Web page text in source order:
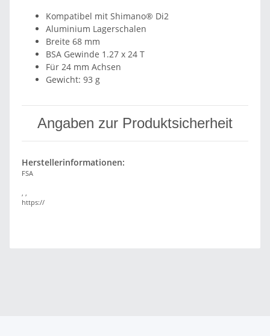
Kompatibel mit Shimano® Di2
Aluminium Lagerschalen
Breite 68 mm
BSA Gewinde 1.27 x 24 T
Für 24 mm Achsen
Gewicht: 93 g
Angaben zur Produktsicherheit
Herstellerinformationen:
FSA
https://